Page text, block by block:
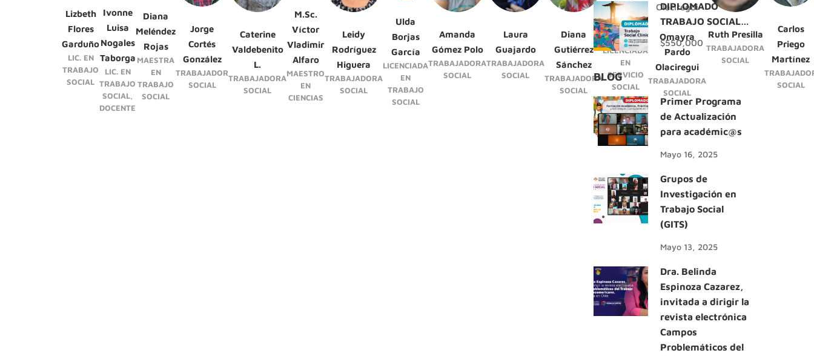
Lizbeth
Flores
Garduño
LIC. EN
TRABAJO
SOCIAL
Ivonne
Luisa
Nogales
Taborga
LIC. EN
TRABAJO
SOCIAL,
DOCENTE
Diana
Meléndez
Rojas
MAESTRA
EN
TRABAJO
SOCIAL
Jorge
Cortés
González
TRABAJADOR
SOCIAL
Caterine
Valdebenito
L.
TRABAJADORA
SOCIAL
M.Sc.
Víctor
Vladimir
Alfaro
MAESTRO
EN
CIENCIAS
Leidy
Rodríguez
Higuera
TRABAJADORA
SOCIAL
Ulda
Borjas
García
LICENCIADA
EN
TRABAJO
SOCIAL
Amanda
Gómez Polo
TRABAJADORA
SOCIAL
Laura
Guajardo
TRABAJADORA
SOCIAL
Diana
Gutiérrez
Sánchez
TRABAJADORA
SOCIAL
Sandra
Lobos
LICENCIADA
EN
SERVICIO
SOCIAL
Omayra
Pardo
Olaciregui
TRABAJADORA
SOCIAL
Ruth Presilla
TRABAJADORA
SOCIAL
Carlos
Priego
Martínez
SOCIAL
DIPLOMADO
TRABAJO SOCIAL
CLÍNICO
$550,000
BLOG
Primer Programa
de Actualización
para académic@s
Mayo 16, 2025
Grupos de
Investigación en
Trabajo Social
(GITS)
Mayo 13, 2025
Dra. Belinda
Espinoza Cazarez,
invitada a dirigir la
revista electrónica
Campos
Problemáticos del